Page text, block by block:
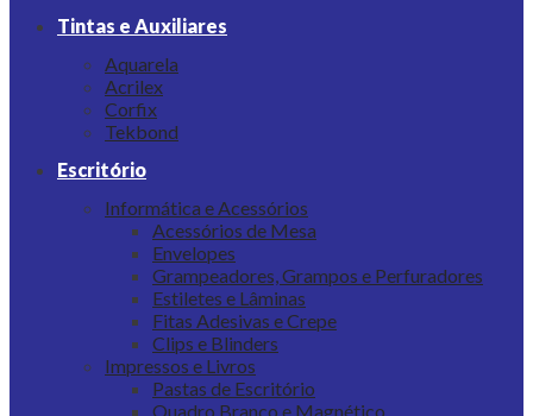
Tintas e Auxiliares
Aquarela
Acrilex
Corfix
Tekbond
Escritório
Informática e Acessórios
Acessórios de Mesa
Envelopes
Grampeadores, Grampos e Perfuradores
Estiletes e Lâminas
Fitas Adesivas e Crepe
Clips e Blinders
Impressos e Livros
Pastas de Escritório
Quadro Branco e Magnético